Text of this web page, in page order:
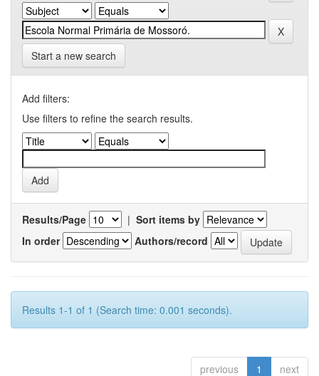
Start a new search
Add filters:
Use filters to refine the search results.
Results/Page | Sort items by
In order
Authors/record
Results 1-1 of 1 (Search time: 0.001 seconds).
previous 1 next